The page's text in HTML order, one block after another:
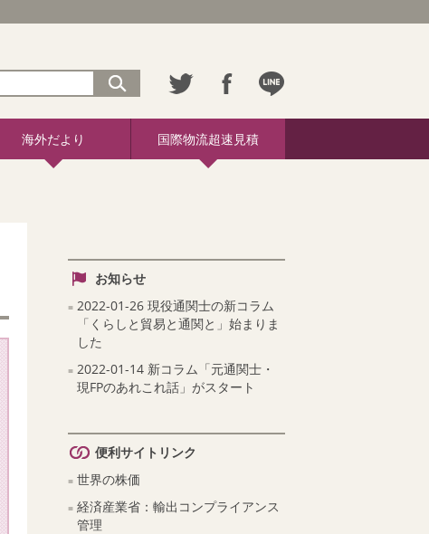
海外だより 国際物流超速見積
お知らせ
2022-01-26 現役通関士の新コラム
「くらしと貿易と通関と」始まりま
した
2022-01-14 新コラム「元通関士・
現FPのあれこれ話」がスタート
便利サイトリンク
世界の株価
経済産業省：輸出コンプライアンス
管理